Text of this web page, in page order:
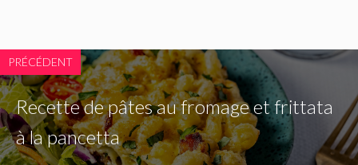
PRÉCÉDENT
Recette de pâtes au fromage et frittata
à la pancetta